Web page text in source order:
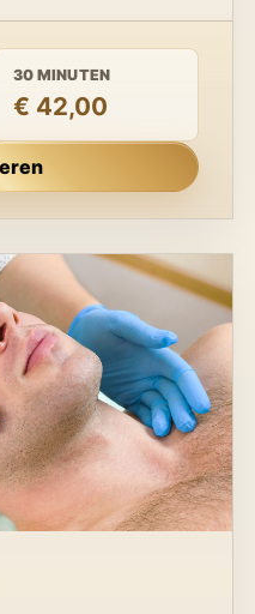
30 MINUTEN
€ 42,00